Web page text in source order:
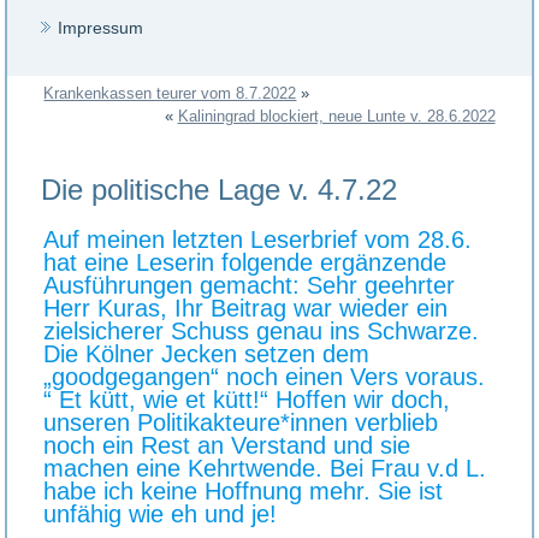
Impressum
Krankenkassen teurer vom 8.7.2022 »
« Kaliningrad blockiert, neue Lunte v. 28.6.2022
Die politische Lage v. 4.7.22
Auf meinen letzten Leserbrief vom 28.6.
hat eine Leserin folgende ergänzende
Ausführungen gemacht: Sehr geehrter
Herr Kuras, Ihr Beitrag war wieder ein
zielsicherer Schuss genau ins Schwarze.
Die Kölner Jecken setzen dem
„goodgegangen“ noch einen Vers voraus.
“ Et kütt, wie et kütt!“ Hoffen wir doch,
unseren Politikakteure*innen verblieb
noch ein Rest an Verstand und sie
machen eine Kehrtwende. Bei Frau v.d L.
habe ich keine Hoffnung mehr. Sie ist
unfähig wie eh und je!